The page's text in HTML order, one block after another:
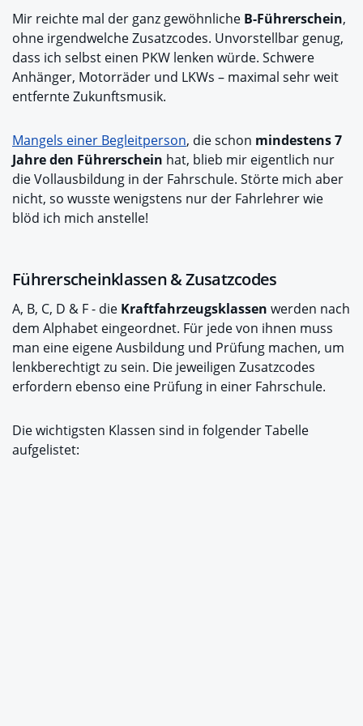
Mir reichte mal der ganz gewöhnliche B-Führerschein,
ohne irgendwelche Zusatzcodes. Unvorstellbar genug,
dass ich selbst einen PKW lenken würde. Schwere
Anhänger, Motorräder und LKWs – maximal sehr weit
entfernte Zukunftsmusik.
Mangels einer Begleitperson, die schon mindestens 7
Jahre den Führerschein hat, blieb mir eigentlich nur
die Vollausbildung in der Fahrschule. Störte mich aber
nicht, so wusste wenigstens nur der Fahrlehrer wie
blöd ich mich anstelle!
Führerscheinklassen & Zusatzcodes
A, B, C, D & F - die Kraftfahrzeugsklassen werden nach
dem Alphabet eingeordnet. Für jede von ihnen muss
man eine eigene Ausbildung und Prüfung machen, um
lenkberechtigt zu sein. Die jeweiligen Zusatzcodes
erfordern ebenso eine Prüfung in einer Fahrschule.
Die wichtigsten Klassen sind in folgender Tabelle
aufgelistet: